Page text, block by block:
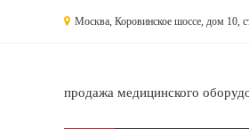
Москва, Коровинское шоссе, дом 10,
продажа медицинского